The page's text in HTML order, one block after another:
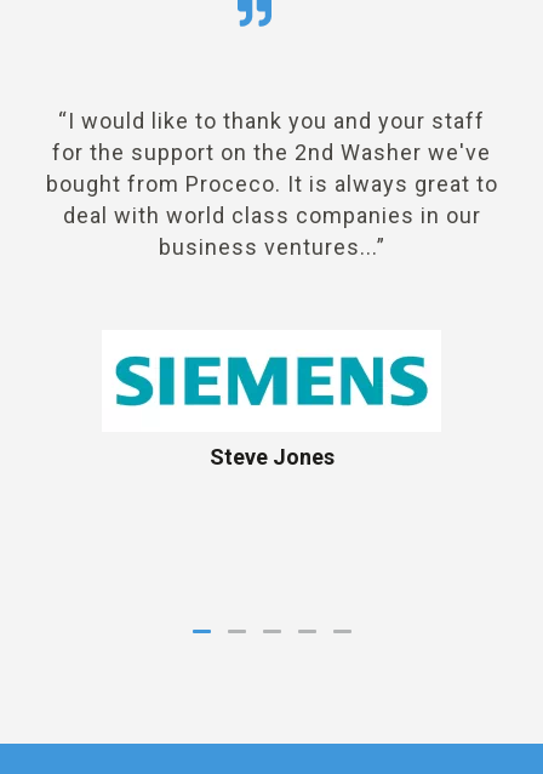
“I would like to thank you and your staff
for the support on the 2nd Washer we've
bought from Proceco. It is always great to
deal with world class companies in our
business ventures...”
Steve Jones